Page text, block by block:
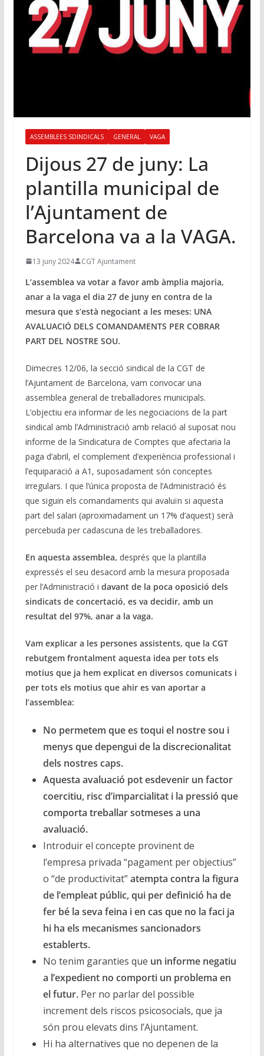
ASSEMBLEES SDINDICALS GENERAL VAGA
Dijous 27 de juny: La
plantilla municipal de
l’Ajuntament de
Barcelona va a la VAGA.
13 juny 2024 CGT Ajuntament
L’assemblea va votar a favor amb àmplia majoria,
anar a la vaga el dia 27 de juny en contra de la
mesura que s’està negociant a les meses: UNA
AVALUACIÓ DELS COMANDAMENTS PER COBRAR
PART DEL NOSTRE SOU.
Dimecres 12/06, la secció sindical de la CGT de
l’Ajuntament de Barcelona, vam convocar una
assemblea general de treballadores municipals.
L’objectiu era informar de les negociacions de la part
sindical amb l’Administració amb relació al suposat nou
informe de la Sindicatura de Comptes que afectaria la
paga d’abril, el complement d’experiència professional i
l’equiparació a A1, suposadament són conceptes
irregulars. I que l’única proposta de l’Administració és
que siguin els comandaments qui avaluïn si aquesta
part del salari (aproximadament un 17% d’aquest) serà
percebuda per cadascuna de les treballadores.
En aquesta assemblea, després que la plantilla
expressés el seu desacord amb la mesura proposada
per l’Administració i davant de la poca oposició dels
sindicats de concertació, es va decidir, amb un
resultat del 97%, anar a la vaga.
Vam explicar a les persones assistents, que la CGT
rebutgem frontalment aquesta idea per tots els
motius que ja hem explicat en diversos comunicats i
per tots els motius que ahir es van aportar a
l’assemblea:
No permetem que es toqui el nostre sou i
menys que depengui de la discrecionalitat
dels nostres caps.
Aquesta avaluació pot esdevenir un factor
coercitiu, risc d’imparcialitat i la pressió que
comporta treballar sotmeses a una
avaluació.
Introduir el concepte provinent de
l’empresa privada “pagament per objectius”
o “de productivitat”atempta contra la figura
de l’empleat públic, qui per definició ha de
fer bé la seva feina i en cas que no la faci ja
hi ha els mecanismes sancionadors
establerts.
No tenim garanties que un informe negatiu
a l’expedient no comporti un problema en
el futur. Per no parlar del possible
increment dels riscos psicosocials, que ja
són prou elevats dins l’Ajuntament.
Hi ha alternatives que no depenen de la